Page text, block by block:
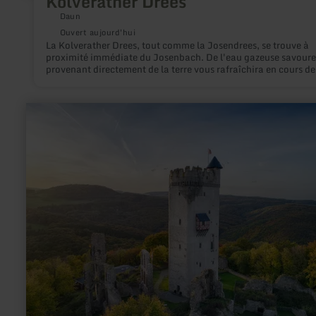
Daun
Ouvert aujourd'hui
La Kolverather Drees, tout comme la Josendrees, se trouve à
proximité immédiate du Josenbach. De l'eau gazeuse
provenant directement de la terre vous rafraîchira en cours de